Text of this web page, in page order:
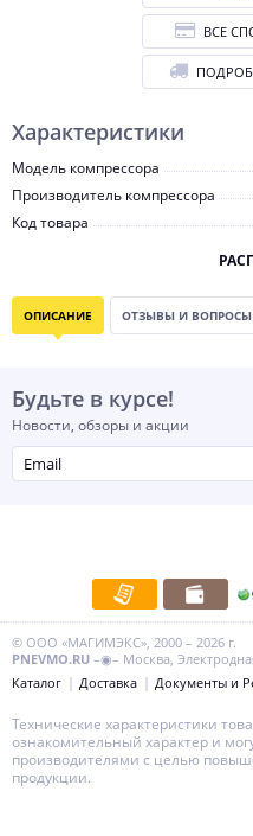
Характеристики
Модель компрессора
Производитель компрессора
Код товара
ВСЕ
ОПИСАНИЕ ОТЗЫВЫ И ВОПРОСЫ
Будьте в курсе!
Новости, обзоры и акции
© ООО «МАГИМЭКС», 2000 – 2026 г.
PNEVMO.RU –◉– Москва,
Каталог
Доставка Документы и
Технические характеристики
ознакомительный характер и
производителями с целью
продукции.